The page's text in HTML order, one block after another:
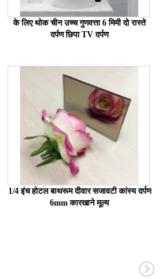
के लिए थोक चीन उच्च गुणवत्ता 6 मिमी दो रास्ते
दर्पण छिपा TV दर्पण
1/4 इंच होटल बाथरूम दीवार सजावटी कांस्य दर्पण
6mm कारखाने मूल्य